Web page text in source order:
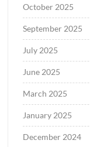
October 2025
September 2025
July 2025
June 2025
March 2025
January 2025
December 2024